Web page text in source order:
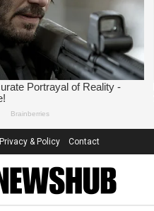
Privacy & Policy Contact